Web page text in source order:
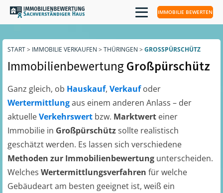
IMMOBILIE BEWERTEN
START> IMMOBILIE VERKAUFEN > THÜRINGEN > GROSSPÜRSCHÜTZ
ImmobilienbewertungGroßpürschütz
Ganz gleich, ob Hauskauf, Verkaufoder
Wertermittlungaus einem anderen Anlass – der
aktuelleVerkehrswert bzw. Marktwert einer
Immobilie in Großpürschützsollte realistisch
geschätzt werden. Es lassen sich verschiedene
Methoden zur Immobilienbewertung unterscheiden.
Welches Wertermittlungsverfahren für welche
Gebäudeart am besten geeignet ist, weiß ein